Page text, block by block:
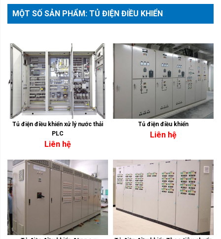
MỘT SỐ SẢN PHẨM: TỦ ĐIỆN ĐIỀU KHIỂN
Tủ điện điều khiển xử lý nước thải
PLC
Liên hệ
Tủ điện điều khiển
Liên hệ